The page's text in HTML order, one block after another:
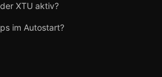
XTU aktiv?
im Autostart?